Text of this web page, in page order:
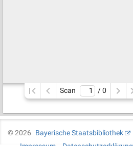
Scan / 0
©2026
Bayerische Staatsbibliothek